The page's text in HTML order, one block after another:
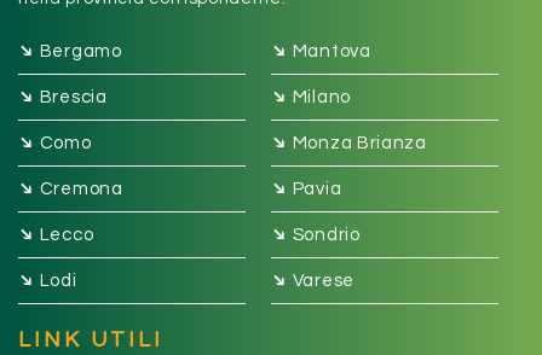
➔ Bergamo ➔ Mantova
➔ Brescia ➔ Milano
➔ Como ➔ Monza Brianza
➔ Cremona ➔ Pavia
➔ Lecco ➔ Sondrio
➔ Lodi ➔ Varese
LINK UTILI